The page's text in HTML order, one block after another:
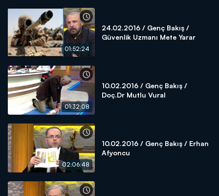
01:52:24
24.02.2016 / Genç Bakış /
Güvenlik Uzmanı Mete Yarar
01:32:08
10.02.2016 / Genç Bakış /
Doç.Dr Mutlu Vural
02:06:48
10.02.2016 / Genç Bakış / Erhan
Afyoncu